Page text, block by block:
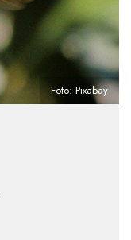
Foto: Pixabay